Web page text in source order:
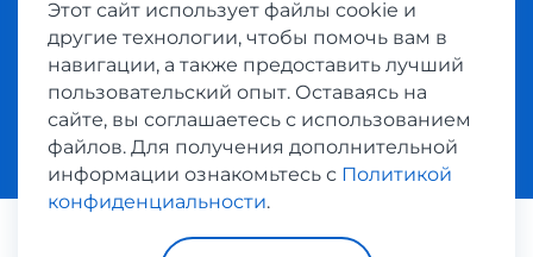
Политика конфиденциальности
Условия использования сервисом выкупа товаров
Платежные системы:
Этот сайт использует файлы cookie и
другие технологии, чтобы помочь вам в
навигации, а также предоставить лучший
пользовательский опыт. Оставаясь на
сайте, вы соглашаетесь с использованием
файлов. Для получения дополнительной
информации ознакомьтесь с Политикой
конфиденциальности.